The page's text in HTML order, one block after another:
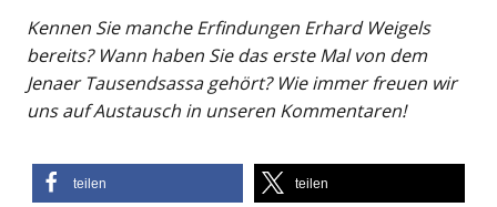
Kennen Sie manche Erfindungen Erhard Weigels
bereits? Wann haben Sie das erste Mal von dem
Jenaer Tausendsassa gehört? Wie immer freuen wir
uns auf Austausch in unseren Kommentaren!
teilen teilen